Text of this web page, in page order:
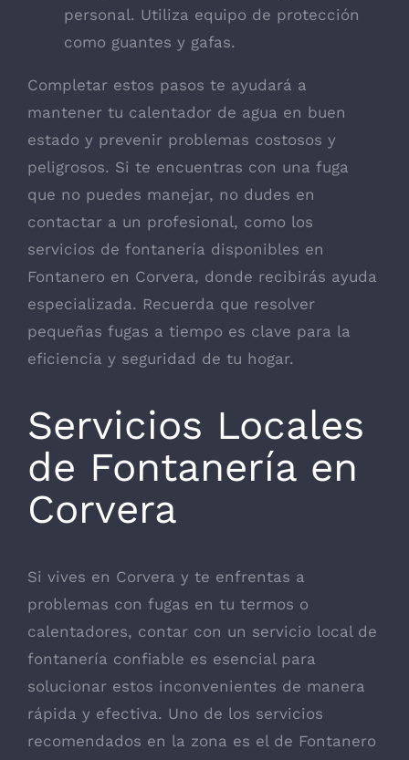
personal. Utiliza equipo de protección
como guantes y gafas.
Completar estos pasos te ayudará a
mantener tu calentador de agua en buen
estado y prevenir problemas costosos y
peligrosos. Si te encuentras con una fuga
que no puedes manejar, no dudes en
contactar a un profesional, como los
servicios de fontanería disponibles en
Fontanero en Corvera, donde recibirás ayuda
especializada. Recuerda que resolver
pequeñas fugas a tiempo es clave para la
eficiencia y seguridad de tu hogar.
Servicios Locales
de Fontanería en
Corvera
Si vives en Corvera y te enfrentas a
problemas con fugas en tu termos o
calentadores, contar con un servicio local de
fontanería confiable es esencial para
solucionar estos inconvenientes de manera
rápida y efectiva. Uno de los servicios
recomendados en la zona es el de Fontanero